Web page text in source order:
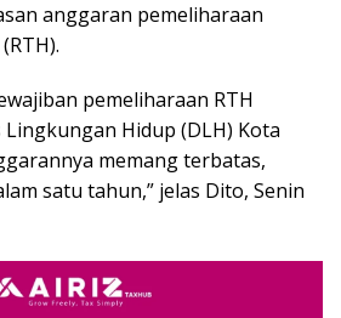
anggaran pemeliharaan
pemeliharaan RTH
Hidup (DLH) Kota
memang terbatas,
satu tahun,” jelas Dito, Senin